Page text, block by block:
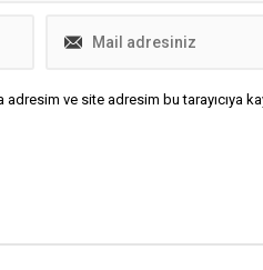
adresim ve site adresim bu tarayıcıya